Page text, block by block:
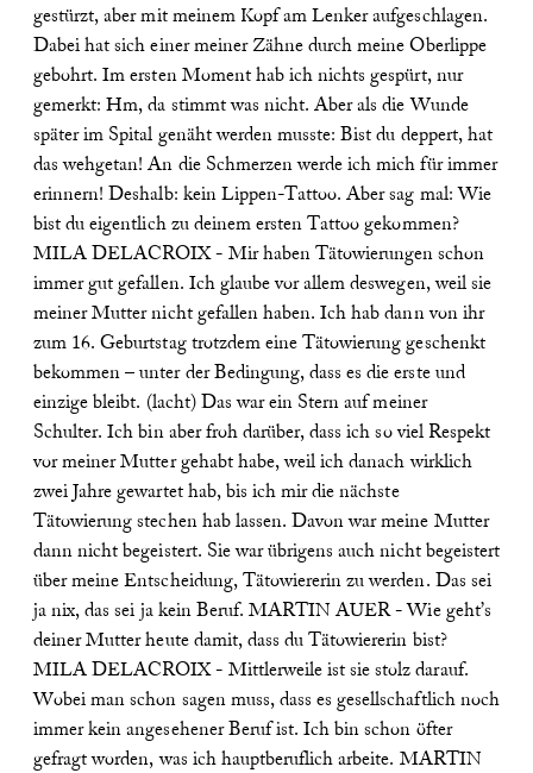
gestürzt, aber mit meinem Kopf am Lenker aufgeschlagen.
Dabei hat sich einer meiner Zähne durch meine Oberlippe
gebohrt. Im ersten Moment hab ich nichts gespürt, nur
gemerkt: Hm, da stimmt was nicht. Aber als die Wunde
später im Spital genäht werden musste: Bist du deppert, hat
das wehgetan! An die Schmerzen werde ich mich für immer
erinnern! Deshalb: kein Lippen-Tattoo. Aber sag mal: Wie
bist du eigentlich zu deinem ersten Tattoo gekommen?
MILA DELACROIX - Mir haben Tätowierungen schon
immer gut gefallen. Ich glaube vor allem deswegen, weil sie
meiner Mutter nicht gefallen haben. Ich hab dann von ihr
zum 16. Geburtstag trotzdem eine Tätowierung geschenkt
bekommen – unter der Bedingung, dass es die erste und
einzige bleibt. (lacht) Das war ein Stern auf meiner
Schulter. Ich bin aber froh darüber, dass ich so viel Respekt
vor meiner Mutter gehabt habe, weil ich danach wirklich
zwei Jahre gewartet hab, bis ich mir die nächste
Tätowierung stechen hab lassen. Davon war meine Mutter
dann nicht begeistert. Sie war übrigens auch nicht begeistert
über meine Entscheidung, Tätowiererin zu werden. Das sei
ja nix, das sei ja kein Beruf. MARTIN AUER - Wie geht’s
deiner Mutter heute damit, dass du Tätowiererin bist?
MILA DELACROIX - Mittlerweile ist sie stolz darauf.
Wobei man schon sagen muss, dass es gesellschaftlich noch
immer kein angesehener Beruf ist. Ich bin schon öfter
gefragt worden, was ich hauptberuflich arbeite. MARTIN